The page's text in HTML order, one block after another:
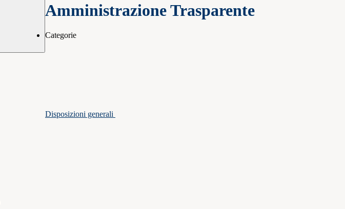
Amministrazione Trasparente
Categorie
Disposizioni generali